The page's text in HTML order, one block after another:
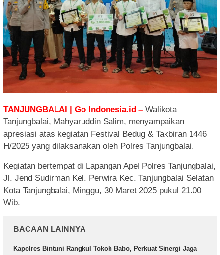
TANJUNGBALAI | Go Indonesia.id – Walikota
Tanjungbalai, Mahyaruddin Salim, menyampaikan
apresiasi atas kegiatan Festival Bedug & Takbiran 1446
H/2025 yang dilaksanakan oleh Polres Tanjungbalai.
Kegiatan bertempat di Lapangan Apel Polres Tanjungbalai,
Jl. Jend Sudirman Kel. Perwira Kec. Tanjungbalai Selatan
Kota Tanjungbalai, Minggu, 30 Maret 2025 pukul 21.00
Wib.
BACAAN LAINNYA
Kapolres Bintuni Rangkul Tokoh Babo, Perkuat Sinergi Jaga